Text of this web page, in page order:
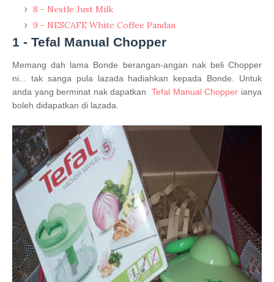
8 - Nestle Just Milk
9 - NESCAFE White Coffee Pandan
1 - Tefal Manual Chopper
Memang dah lama Bonde berangan-angan nak beli Chopper
ni... tak sanga pula lazada hadiahkan kepada Bonde. Untuk
anda yang berminat nak dapatkanTefal Manual Chopper ianya
boleh didapatkan di lazada.